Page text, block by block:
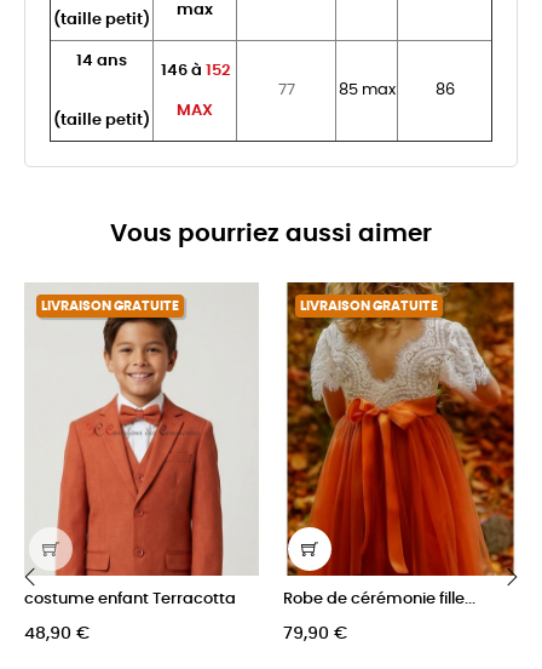
(taille petit)
max
14 ans
(taille petit)
146 à 152
MAX
77 85 max 86
Vous pourriez aussi aimer
LIVRAISON GRATUITE
costume enfant Terracotta
48,90 €
LIVRAISON GRATUITE
Robe de cérémonie fille...
79,90 €
‹